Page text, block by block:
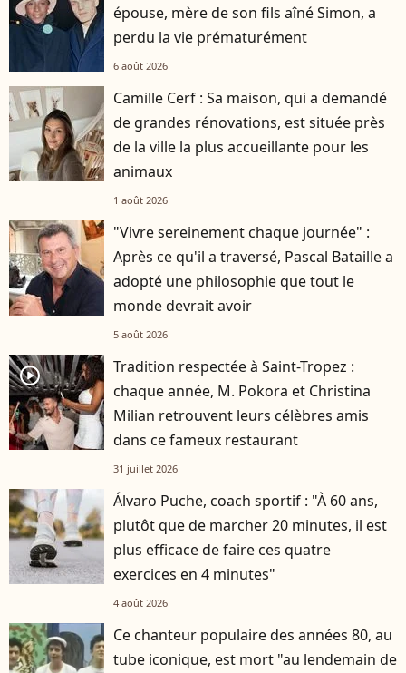
épouse, mère de son fils aîné Simon, a
perdu la vie prématurément
6 août 2026
Camille Cerf : Sa maison, qui a demandé
de grandes rénovations, est située près
de la ville la plus accueillante pour les
animaux
1 août 2026
"Vivre sereinement chaque journée" :
Après ce qu'il a traversé, Pascal Bataille a
adopté une philosophie que tout le
monde devrait avoir
5 août 2026
player2
Tradition respectée à Saint-Tropez :
chaque année, M. Pokora et Christina
Milian retrouvent leurs célèbres amis
dans ce fameux restaurant
31 juillet 2026
Álvaro Puche, coach sportif : "À 60 ans,
plutôt que de marcher 20 minutes, il est
plus efficace de faire ces quatre
exercices en 4 minutes"
4 août 2026
Ce chanteur populaire des années 80, au
tube iconique, est mort "au lendemain de